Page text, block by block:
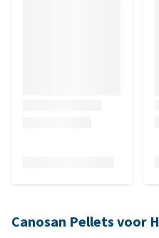
Canosan Pellets voor